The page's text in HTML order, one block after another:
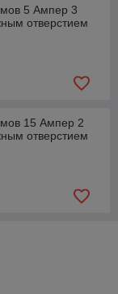
5 Ампер 3
отверстием
15 Ампер 2
отверстием